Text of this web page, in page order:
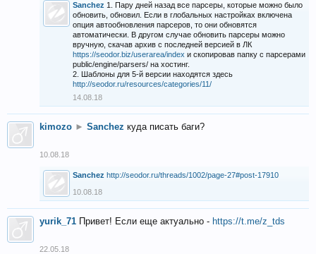
Sanchez 1. Пару дней назад все парсеры, которые можно было
обновить, обновил. Если в глобальных настройках включена
опция автообновления парсеров, то они обновятся
автоматически. В другом случае обновить парсеры можно
вручную, скачав архив с последней версией в ЛК
https://seodor.biz/userarea/index и скопировав папку с парсерами
public/engine/parsers/ на хостинг.
2. Шаблоны для 5-й версии находятся здесь
http://seodor.ru/resources/categories/11/
14.08.18
kimozo ► Sanchez куда писать баги?
10.08.18
Sanchez http://seodor.ru/threads/1002/page-27#post-17910
10.08.18
yurik_71 Привет! Если еще актуально - https://t.me/z_tds
22.05.18